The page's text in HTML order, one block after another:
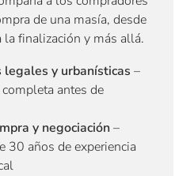
de una masía, desde
finalización y más allá.
legales y urbanísticas –
antes de
y negociación–
30 años de experiencia